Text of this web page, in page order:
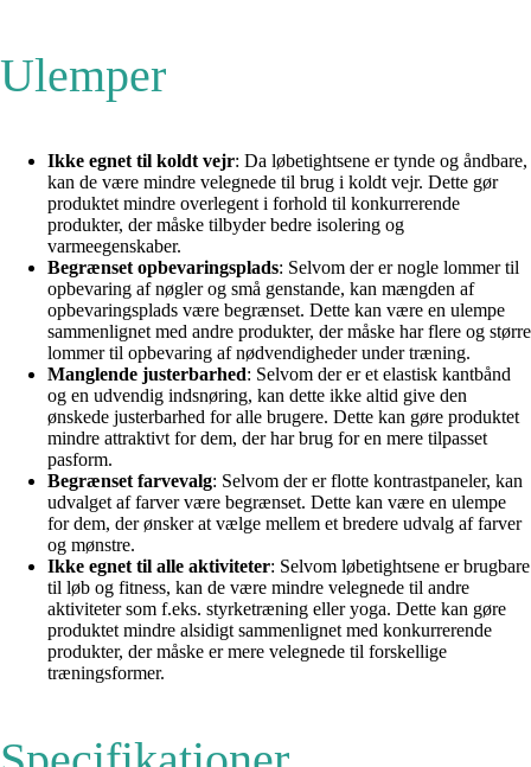
Ulemper
Ikke egnet til koldt vejr: Da løbetightsene er tynde og åndbare,
kan de være mindre velegnede til brug i koldt vejr. Dette gør
produktet mindre overlegent i forhold til konkurrerende
produkter, der måske tilbyder bedre isolering og
varmeegenskaber.
Begrænset opbevaringsplads: Selvom der er nogle lommer til
opbevaring af nøgler og små genstande, kan mængden af
opbevaringsplads være begrænset. Dette kan være en ulempe
sammenlignet med andre produkter, der måske har flere og større
lommer til opbevaring af nødvendigheder under træning.
Manglende justerbarhed: Selvom der er et elastisk kantbånd
og en udvendig indsnøring, kan dette ikke altid give den
ønskede justerbarhed for alle brugere. Dette kan gøre produktet
mindre attraktivt for dem, der har brug for en mere tilpasset
pasform.
Begrænset farvevalg: Selvom der er flotte kontrastpaneler, kan
udvalget af farver være begrænset. Dette kan være en ulempe
for dem, der ønsker at vælge mellem et bredere udvalg af farver
og mønstre.
Ikke egnet til alle aktiviteter: Selvom løbetightsene er brugbare
til løb og fitness, kan de være mindre velegnede til andre
aktiviteter som f.eks. styrketræning eller yoga. Dette kan gøre
produktet mindre alsidigt sammenlignet med konkurrerende
produkter, der måske er mere velegnede til forskellige
træningsformer.